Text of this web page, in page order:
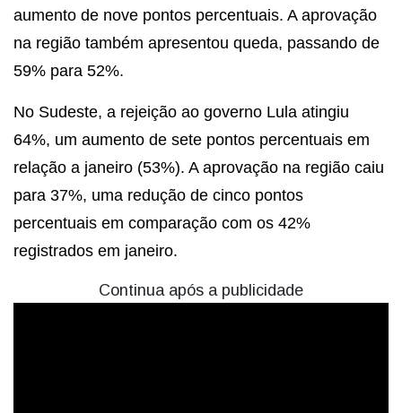
aumento de nove pontos percentuais. A aprovação
na região também apresentou queda, passando de
59% para 52%.
No Sudeste, a rejeição ao governo Lula atingiu
64%, um aumento de sete pontos percentuais em
relação a janeiro (53%). A aprovação na região caiu
para 37%, uma redução de cinco pontos
percentuais em comparação com os 42%
registrados em janeiro.
Continua após a publicidade